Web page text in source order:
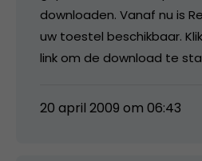
downloaden. Vanaf nu is
uw toestel beschikbaar.
link om de download te
20 april 2009 om 06:43